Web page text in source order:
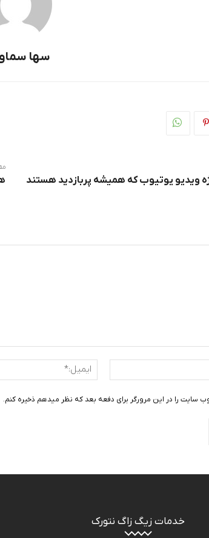
سها
سایت:
سایت را در این مرورگر برای دفعه بعد که نظر میدهم ذخیره کنم.
خدمات زیگ زاگ نتورک